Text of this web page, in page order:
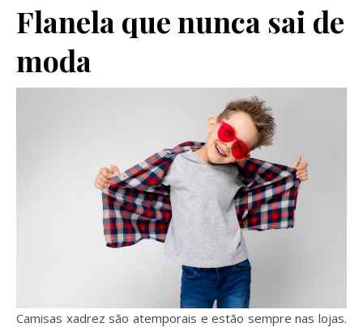
Flanela que nunca sai de
moda
Camisas xadrez são atemporais e estão sempre nas lojas.